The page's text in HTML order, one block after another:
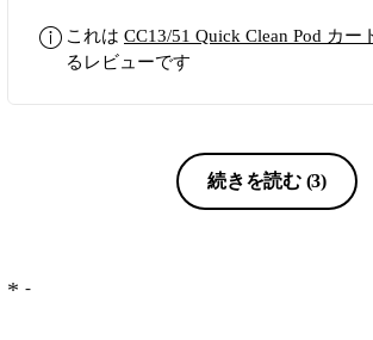
これは CC13/51 Quick Clean Pod カー
るレビューです
続きを読む (3)
-